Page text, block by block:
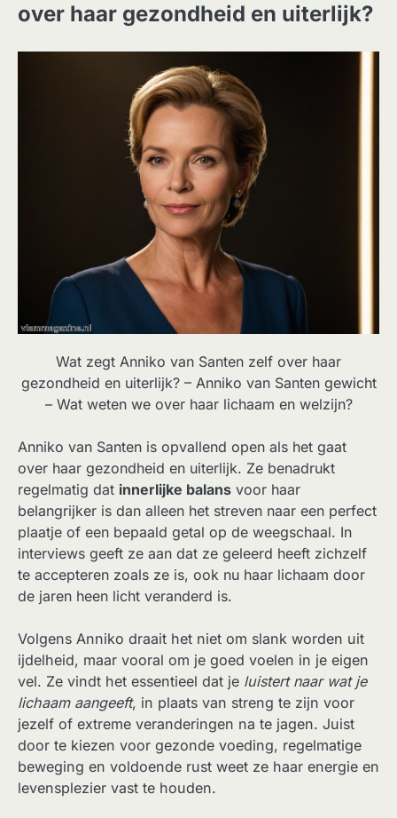
over haar gezondheid en uiterlijk?
Wat zegt Anniko van Santen zelf over haar
gezondheid en uiterlijk? – Anniko van Santen gewicht
– Wat weten we over haar lichaam en welzijn?
Anniko van Santen is opvallend open als het gaat
over haar gezondheid en uiterlijk. Ze benadrukt
regelmatig dat innerlijke balans voor haar
belangrijker is dan alleen het streven naar een perfect
plaatje of een bepaald getal op de weegschaal. In
interviews geeft ze aan dat ze geleerd heeft zichzelf
te accepteren zoals ze is, ook nu haar lichaam door
de jaren heen licht veranderd is.
Volgens Anniko draait het niet om slank worden uit
ijdelheid, maar vooral om je goed voelen in je eigen
vel. Ze vindt het essentieel dat je luistert naar wat je
lichaam aangeeft, in plaats van streng te zijn voor
jezelf of extreme veranderingen na te jagen. Juist
door te kiezen voor gezonde voeding, regelmatige
beweging en voldoende rust weet ze haar energie en
levensplezier vast te houden.